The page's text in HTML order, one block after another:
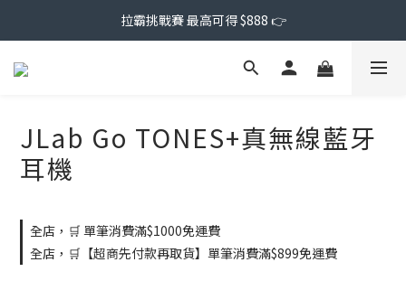
拉霸挑戰賽 最高可得 $888 👉
JLab Go TONES+真無線藍牙
耳機
全店，🛒 單筆消費滿$1000免運費
全店，🛒【超商先付款再取貨】單筆消費滿$899免運費